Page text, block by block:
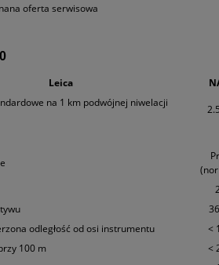
oferta serwisowa
Leica
na 1 km podwójnej niwelacji
odległość od osi instrumentu
<
100 m
<